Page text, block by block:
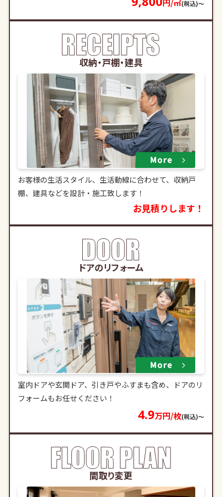
(税込)〜
収納・戸棚・建具
お客様の生活スタイル、生活動線に合わせて、収納戸
棚、建具などを設計・施工致します！
お見積りします！
ドアのリフォーム
室内ドアや玄関ドア、引き戸やふすまも含め、ドアのリ
フォームもお任せください！
4.9万円/枚(税込)〜
間取り変更